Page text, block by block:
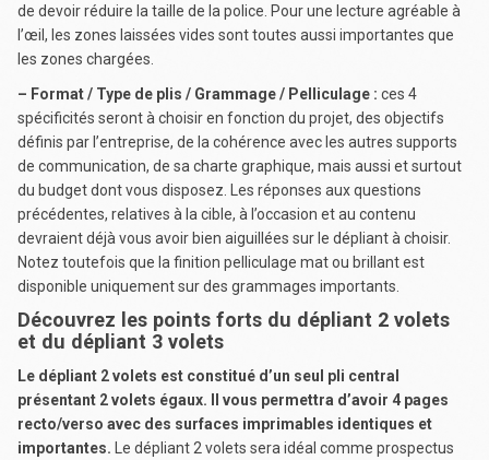
de devoir réduire la taille de la police. Pour une lecture agréable à
l’œil, les zones laissées vides sont toutes aussi importantes que
les zones chargées.
– Format / Type de plis / Grammage / Pelliculage : ces 4
spécificités seront à choisir en fonction du projet, des objectifs
définis par l’entreprise, de la cohérence avec les autres supports
de communication, de sa charte graphique, mais aussi et surtout
du budget dont vous disposez. Les réponses aux questions
précédentes, relatives à la cible, à l’occasion et au contenu
devraient déjà vous avoir bien aiguillées sur le dépliant à choisir.
Notez toutefois que la finition pelliculage mat ou brillant est
disponible uniquement sur des grammages importants.
Découvrez les points forts du dépliant 2 volets
et du dépliant 3 volets
Le dépliant 2 volets est constitué d’un seul pli central
présentant 2 volets égaux. Il vous permettra d’avoir 4 pages
recto/verso avec des surfaces imprimables identiques et
importantes. Le dépliant 2 volets sera idéal comme prospectus